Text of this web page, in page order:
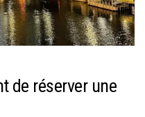
de réserver une